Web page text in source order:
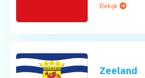
Bekijk
Zeeland